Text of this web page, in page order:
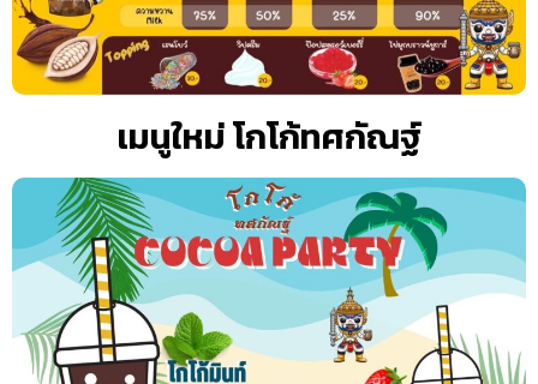
เมนูใหม่ โกโก้ทศกัณฐ์